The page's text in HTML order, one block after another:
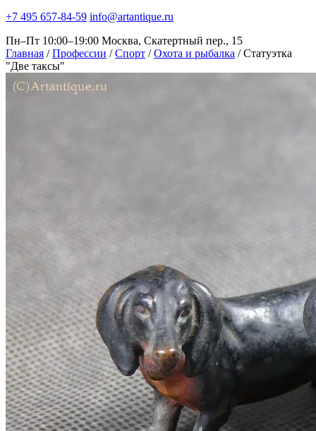
+7 495 657-84-59 info@artantique.ru
Пн–Пт 10:00–19:00 Москва, Скатертный пер., 15
Главная / Профессии / Спорт / Охота и рыбалка / Статуэтка
"Две таксы"